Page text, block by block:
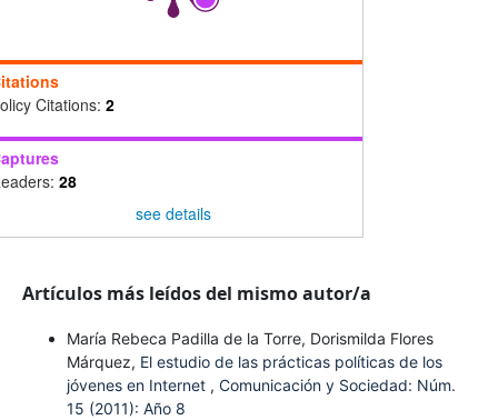
Citations: 2
28
see details
Artículos más leídos del mismo autor/a
María Rebeca Padilla de la Torre, Dorismilda Flores
Márquez, El estudio de las prácticas políticas de los
jóvenes en Internet , Comunicación y Sociedad: Núm.
15 (2011): Año 8